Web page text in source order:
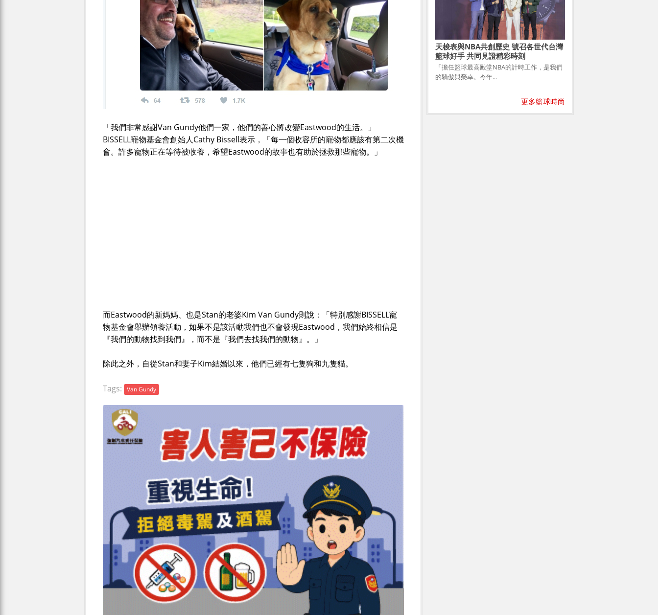
「我們非常感謝Van Gundy他們一家，他們的善心將改變Eastwood的生活。」
BISSELL寵物基金會創始人Cathy Bissell表示，「每一個收容所的寵物都應該有第二次機
會。許多寵物正在等待被收養，希望Eastwood的故事也有助於拯救那些寵物。」
而Eastwood的新媽媽、也是Stan的老婆Kim Van Gundy則說：「特別感謝BISSELL寵
物基金會舉辦領養活動，如果不是該活動我們也不會發現Eastwood，我們始終相信是
『我們的動物找到我們』，而不是『我們去找我們的動物』。」
除此之外，自從Stan和妻子Kim結婚以來，他們已經有七隻狗和九隻貓。
Tags: Van Gundy
天梭表與NBA共創歷史 號召各世代台灣
籃球好手 共同見證精彩時刻
「擔任籃球最高殿堂NBA的計時工作，是我們
的驕傲與榮幸。今年...
更多籃球時尚